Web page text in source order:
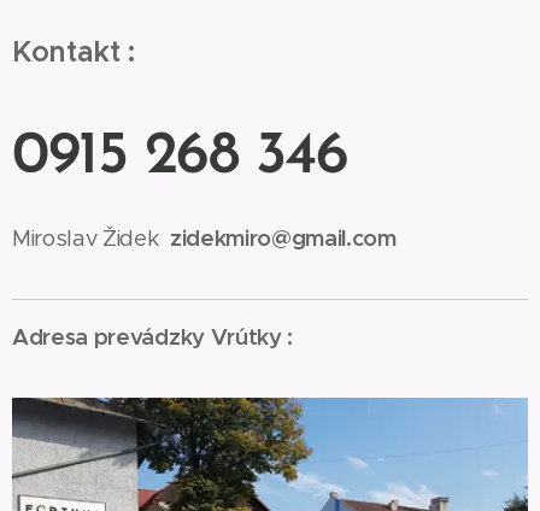
Kontakt :
0915 268 346
Miroslav Židek zidekmiro@gmail.com
Adresa prevádzky Vrútky :